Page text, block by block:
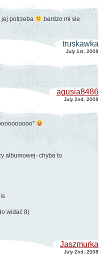
jej potrzeba
bardzo mi sie
truskawka
July 1st, 2008
agusia8486
July 2nd, 2008
albumowej- chyba to
widać 8)
Jaszmurka
July 2nd, 2008